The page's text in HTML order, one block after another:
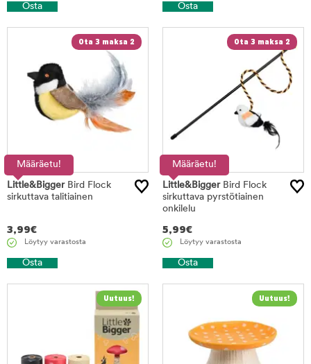
Osta Osta
Ota 3 maksa 2
Määräetu!
Little&BiggerBird Flock
sirkuttava talitiainen
3,99€
Löytyy varastosta
Osta
Ota 3 maksa 2
Määräetu!
Little&BiggerBird Flock
sirkuttava pyrstötiainen
onkilelu
5,99€
Löytyy varastosta
Osta